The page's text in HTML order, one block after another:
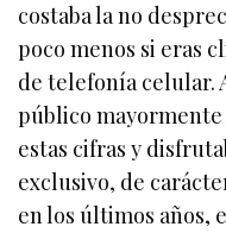
costaba la no
poco menos si eras
de telefonía celular.
público mayormente
estas cifras y
exclusivo, de
en los últimos años,